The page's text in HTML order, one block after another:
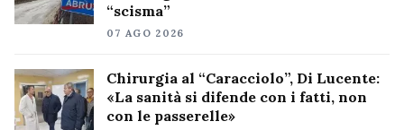
“scisma”
07 AGO 2026
Chirurgia al “Caracciolo”, Di Lucente:
«La sanità si difende con i fatti, non
con le passerelle»